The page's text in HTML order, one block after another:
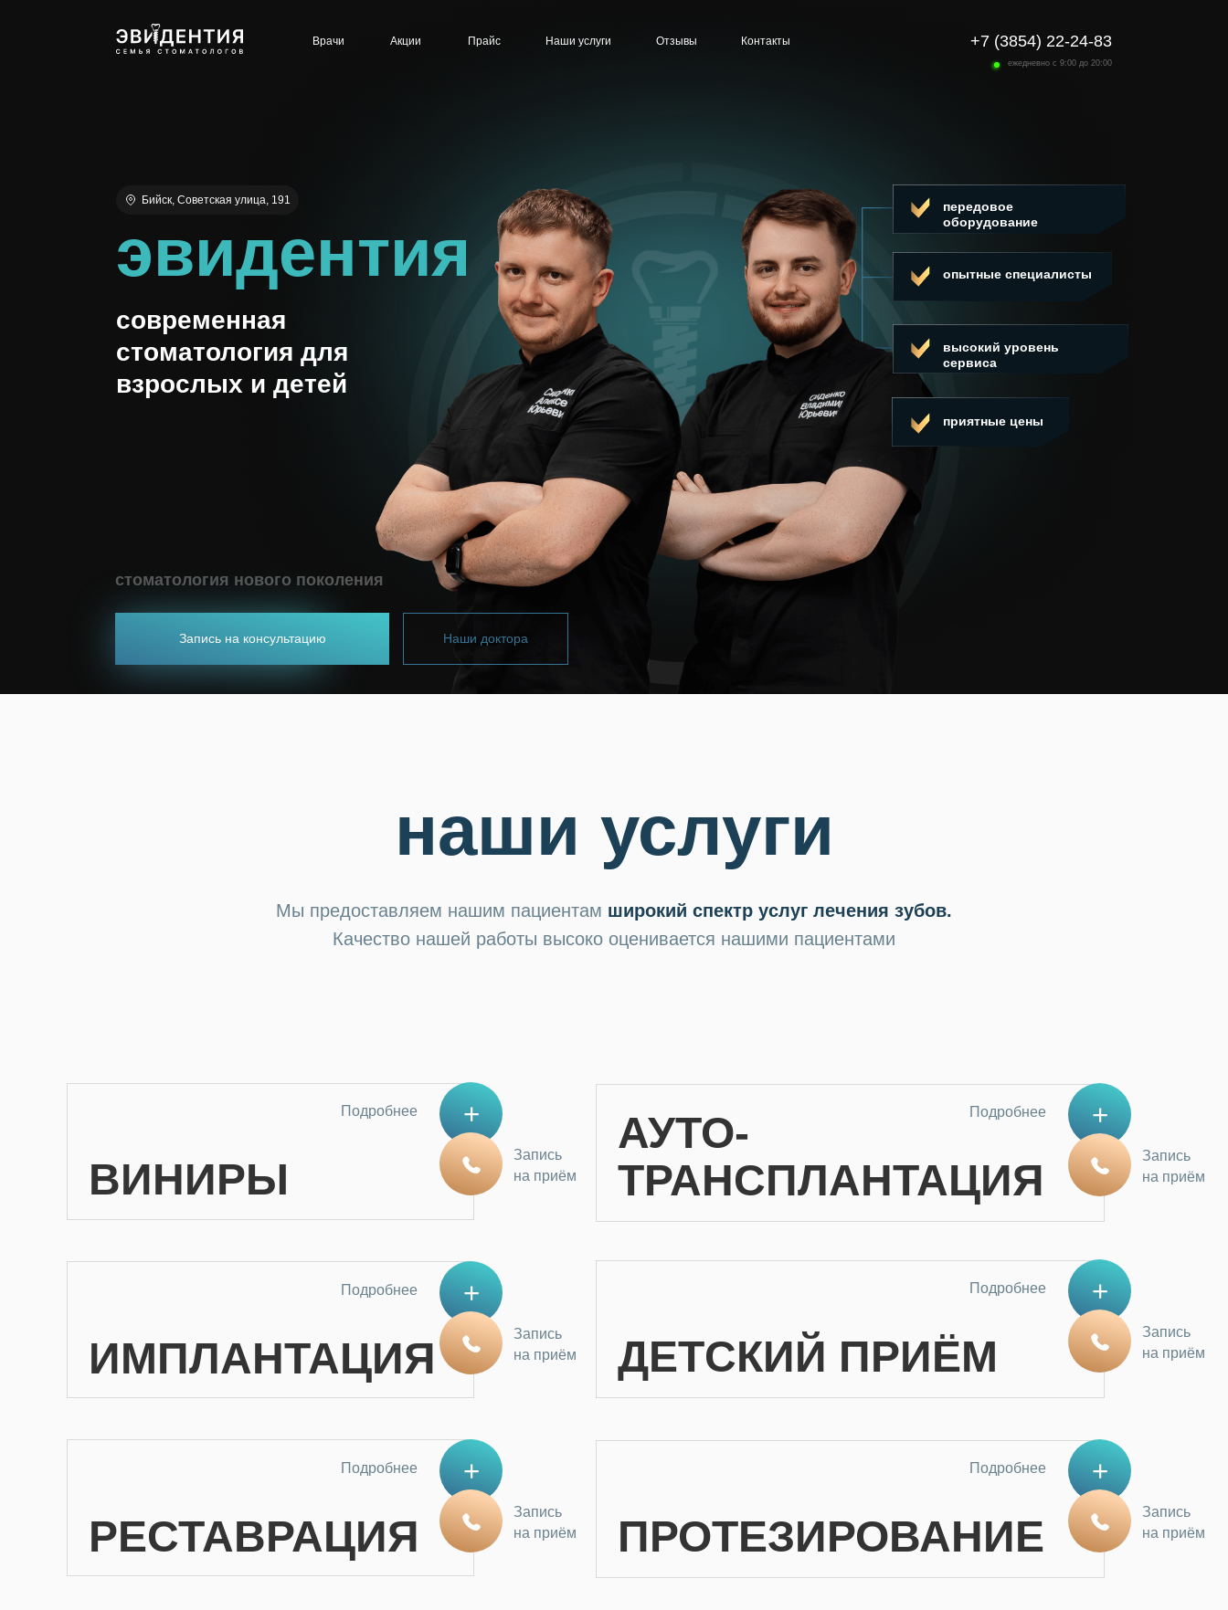
эвидентия
современная
стоматология для
взрослых и детей
Бийск, Советская улица, 191
Запись на консультацию
Запись на консультацию
передовое
оборудование
опытные специалисты
высокий уровень
сервиса
приятные цены
Наши доктора
Врачи Акции Прайс Наши услуги Отзывы Контакты +7 (3854) 22-24-83
ежедневно с 9:00 до 20:00
стоматология нового поколения
наши услуги
Мы предоставляем нашим пациентам широкий спектр услуг лечения зубов.
Качество нашей работы высоко оценивается нашими пациентами
ВИНИРЫ
Подробнее
Запись
на приём
ИМПЛАНТАЦИЯ
Подробнее
Запись
на приём
РЕСТАВРАЦИЯ
Подробнее
Запись
на приём
АУТО-
ТРАНСПЛАНТАЦИЯ
Подробнее
Запись
на приём
ДЕТСКИЙ ПРИЁМ
Подробнее
Запись
на приём
ПРОТЕЗИРОВАНИЕ
Подробнее
Запись
на приём